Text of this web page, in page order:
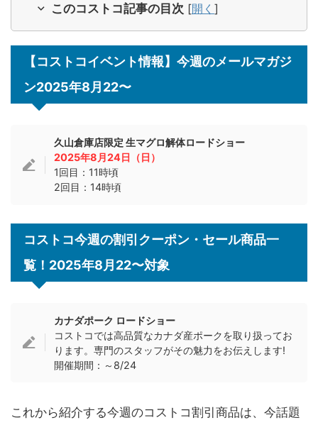
このコストコ記事の目次 [開く ]
【コストコイベント情報】今週のメールマガジ
ン2025年8月22〜
久山倉庫店限定 生マグロ解体ロードショー
2025年8月24日（日）
1回目：11時頃
2回目：14時頃
コストコ今週の割引クーポン・セール商品一
覧！2025年8月22〜対象
カナダポーク ロードショー
コストコでは高品質なカナダ産ポークを取り扱ってお
ります。専門のスタッフがその魅力をお伝えします!
開催期間：～8/24
これから紹介する今週のコストコ割引商品は、今話題